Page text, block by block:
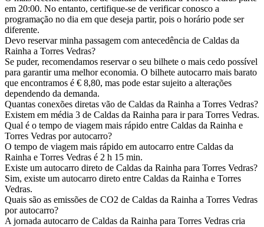
em 20:00. No entanto, certifique-se de verificar conosco a
programação no dia em que deseja partir, pois o horário pode ser
diferente.
Devo reservar minha passagem com antecedência de Caldas da
Rainha a Torres Vedras?
Se puder, recomendamos reservar o seu bilhete o mais cedo possível
para garantir uma melhor economia. O bilhete autocarro mais barato
que encontramos é € 8,80, mas pode estar sujeito a alterações
dependendo da demanda.
Quantas conexões diretas vão de Caldas da Rainha a Torres Vedras?
Existem em média 3 de Caldas da Rainha para ir para Torres Vedras.
Qual é o tempo de viagem mais rápido entre Caldas da Rainha e
Torres Vedras por autocarro?
O tempo de viagem mais rápido em autocarro entre Caldas da
Rainha e Torres Vedras é 2 h 15 min.
Existe um autocarro direto de Caldas da Rainha para Torres Vedras?
Sim, existe um autocarro direto entre Caldas da Rainha e Torres
Vedras.
Quais são as emissões de CO2 de Caldas da Rainha a Torres Vedras
por autocarro?
A jornada autocarro de Caldas da Rainha para Torres Vedras cria